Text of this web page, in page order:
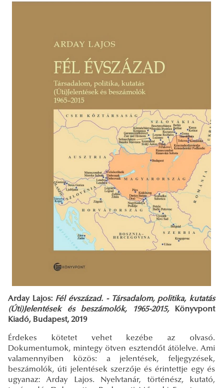
Arday Lajos: Fél évszázad. - Társadalom, politika, kutatás
(Úti)Jelentések és beszámolók, 1965-2015,Könyvpont
Kiadó, Budapest, 2019
Érdekes kötetet vehet kezébe az olvasó.
Dokumentumok, mintegy ötven esztendőt átölelve. Ami
valamennyiben közös: a jelentések, feljegyzések,
beszámolók, úti jelentések szerzője és érintettje egy és
ugyanaz: Arday Lajos. Nyelvtanár, történész, kutató,